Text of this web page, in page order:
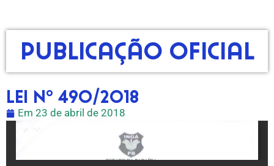
Publicação Oficial
Lei Nº 490/2018
Em 23 de abril de 2018